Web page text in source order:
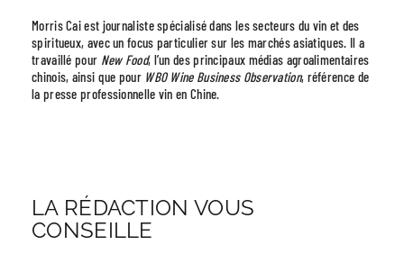
Morris Cai est journaliste spécialisé dans les secteurs du vin et des
spiritueux, avec un focus particulier sur les marchés asiatiques. Il a
travaillé pour New Food, l’un des principaux médias agroalimentaires
chinois, ainsi que pour WBO Wine Business Observation, référence de
la presse professionnelle vin en Chine.
LA RÉDACTION VOUS
CONSEILLE